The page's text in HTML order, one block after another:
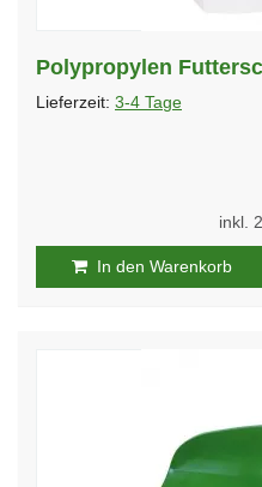
Polypropylen
Lieferzeit: 3-4 Tage
inkl.
In den Warenkorb